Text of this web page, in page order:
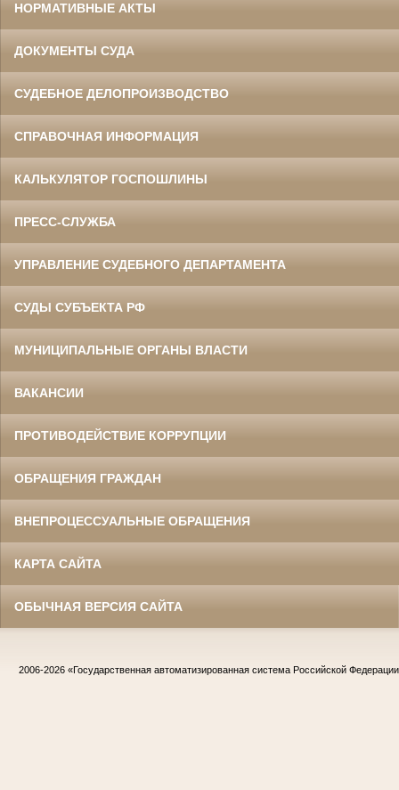
НОРМАТИВНЫЕ АКТЫ
ДОКУМЕНТЫ СУДА
СУДЕБНОЕ ДЕЛОПРОИЗВОДСТВО
СПРАВОЧНАЯ ИНФОРМАЦИЯ
КАЛЬКУЛЯТОР ГОСПОШЛИНЫ
ПРЕСС-СЛУЖБА
УПРАВЛЕНИЕ СУДЕБНОГО ДЕПАРТАМЕНТА
СУДЫ СУБЪЕКТА РФ
МУНИЦИПАЛЬНЫЕ ОРГАНЫ ВЛАСТИ
ВАКАНСИИ
ПРОТИВОДЕЙСТВИЕ КОРРУПЦИИ
ОБРАЩЕНИЯ ГРАЖДАН
ВНЕПРОЦЕССУАЛЬНЫЕ ОБРАЩЕНИЯ
КАРТА САЙТА
ОБЫЧНАЯ ВЕРСИЯ САЙТА
2006-2026 «Государственная автоматизированная система Российской